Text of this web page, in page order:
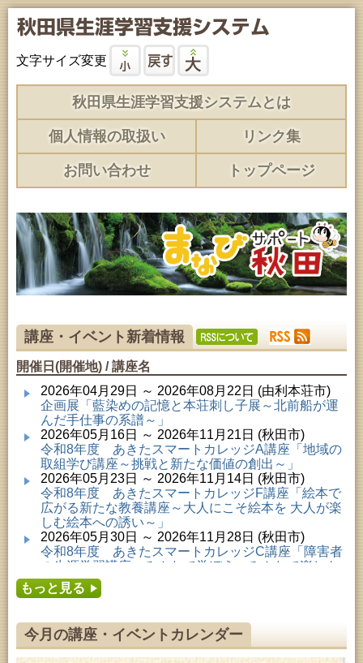
文字サイズ変更
秋田県生涯学習支援システムとは
個人情報の取扱い リンク集
お問い合わせ トップページ
講座・イベント新着情報
開催日(開催地) / 講座名
2026年04月29日 ～ 2026年08月22日 (由利本荘市)
企画展「藍染めの記憶と本荘刺し子展～北前船が運
んだ手仕事の系譜～」
2026年05月16日 ～ 2026年11月21日 (秋田市)
令和8年度 あきたスマートカレッジA講座「地域の
取組学び講座～挑戦と新たな価値の創出～」
2026年05月23日 ～ 2026年11月14日 (秋田市)
令和8年度 あきたスマートカレッジF講座「絵本で
広がる新たな教養講座～大人にこそ絵本を 大人が楽
しむ絵本への誘い～」
2026年05月30日 ～ 2026年11月28日 (秋田市)
令和8年度 あきたスマートカレッジC講座「障害者
の生涯学習講座～みんなで学ぼう、みんなで楽しも
う～」
2026年06月02日 ～ 2026年11月30日 (秋田市)
2026年06月06日 ～ 2026年10月17日 (秋田市)
令和8年度 あきたスマートカレッジD講座「防災講
座～自助力と共助力を高める～」
もっと見る
今月の講座・イベントカレンダー